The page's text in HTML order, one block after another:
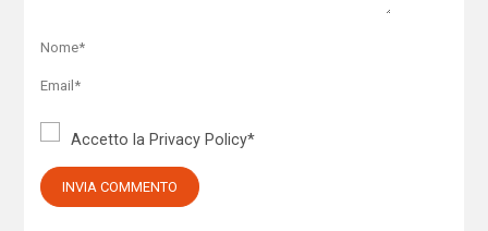
Accetto la Privacy Policy*